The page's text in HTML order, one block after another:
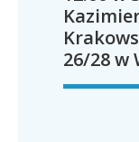
26/28 w